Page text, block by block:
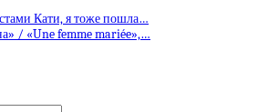
Кати, я тоже пошла…
/ «Une femme mariée»,…